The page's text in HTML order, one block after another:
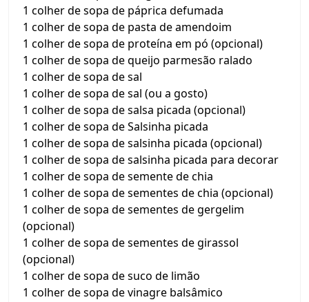
1 colher de sopa de páprica defumada
1 colher de sopa de pasta de amendoim
1 colher de sopa de proteína em pó (opcional)
1 colher de sopa de queijo parmesão ralado
1 colher de sopa de sal
1 colher de sopa de sal (ou a gosto)
1 colher de sopa de salsa picada (opcional)
1 colher de sopa de Salsinha picada
1 colher de sopa de salsinha picada (opcional)
1 colher de sopa de salsinha picada para decorar
1 colher de sopa de semente de chia
1 colher de sopa de sementes de chia (opcional)
1 colher de sopa de sementes de gergelim
(opcional)
1 colher de sopa de sementes de girassol
(opcional)
1 colher de sopa de suco de limão
1 colher de sopa de vinagre balsâmico